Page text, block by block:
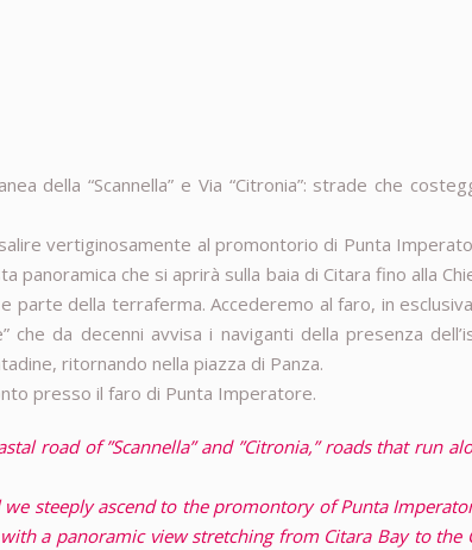
della “Scannella” e Via “Citronia”: strade che
vertiginosamente al promontorio di Punta
panoramica che si aprirà sulla baia di Citara fino alla
parte della terraferma. Accederemo al faro, in
da decenni avvisa i naviganti della presenza
ritornando nella piazza di Panza.
presso il faro di Punta Imperatore.
road of ”Scannella” and ”Citronia,” roads that run
steeply ascend to the promontory of Punta
a panoramic view stretching from Citara Bay to the